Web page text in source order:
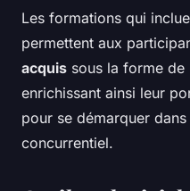
Les formations qui
permettent aux
acquis sous la forme de
enrichissant ainsi leur
pour se démarquer
concurrentiel.